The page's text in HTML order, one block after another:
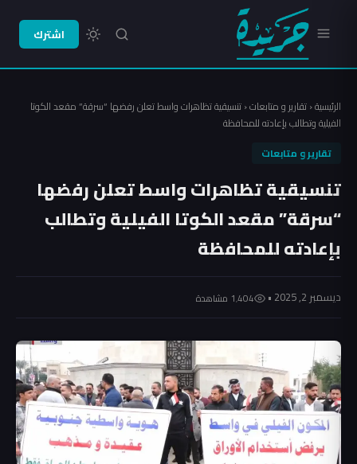
اشترك
الرئيسية‹تقارير و متابعات‹تنسيقية تظاهرات واسط تعلن رفضها “سرقة” مقعد الكوتا
الفيلية وتطالب بإعادته للمحافظة
تقارير و متابعات
تنسيقية تظاهرات واسط تعلن رفضها
“سرقة” مقعد الكوتا الفيلية وتطالب
بإعادته للمحافظة
ديسمبر 2, 2025 • 1٬404 مشاهدة